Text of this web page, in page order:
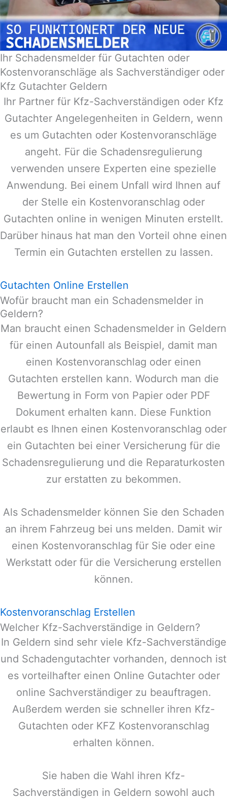
Ihr Schadensmelder für Gutachten oder
Kostenvoranschläge als Sachverständiger oder
Kfz Gutachter Geldern
Ihr Partner für Kfz-Sachverständigen oder Kfz
Gutachter Angelegenheiten in Geldern, wenn
es um Gutachten oder Kostenvoranschläge
angeht. Für die Schadensregulierung
verwenden unsere Experten eine spezielle
Anwendung. Bei einem Unfall wird Ihnen auf
der Stelle ein Kostenvoranschlag oder
Gutachten online in wenigen Minuten erstellt.
Darüber hinaus hat man den Vorteil ohne einen
Termin ein Gutachten erstellen zu lassen.
Gutachten Online Erstellen
Wofür braucht man ein Schadensmelder in
Geldern?
Man braucht einen Schadensmelder in Geldern
für einen Autounfall als Beispiel, damit man
einen Kostenvoranschlag oder einen
Gutachten erstellen kann. Wodurch man die
Bewertung in Form von Papier oder PDF
Dokument erhalten kann. Diese Funktion
erlaubt es Ihnen einen Kostenvoranschlag oder
ein Gutachten bei einer Versicherung für die
Schadensregulierung und die Reparaturkosten
zur erstatten zu bekommen.
Als Schadensmelder können Sie den Schaden
an ihrem Fahrzeug bei uns melden. Damit wir
einen Kostenvoranschlag für Sie oder eine
Werkstatt oder für die Versicherung erstellen
können.
Kostenvoranschlag Erstellen
Welcher Kfz-Sachverständige in Geldern?
In Geldern sind sehr viele Kfz-Sachverständige
und Schadengutachter vorhanden, dennoch ist
es vorteilhafter einen Online Gutachter oder
online Sachverständiger zu beauftragen.
Außerdem werden sie schneller ihren Kfz-
Gutachten oder KFZ Kostenvoranschlag
erhalten können.
Sie haben die Wahl ihren Kfz-
Sachverständigen in Geldern sowohl auch